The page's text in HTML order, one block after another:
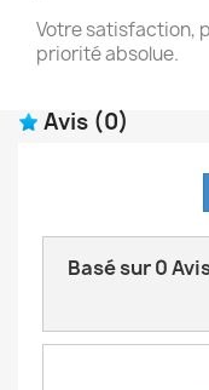
Votre satisfaction,
priorité absolue.
Avis (0)
Basé sur0